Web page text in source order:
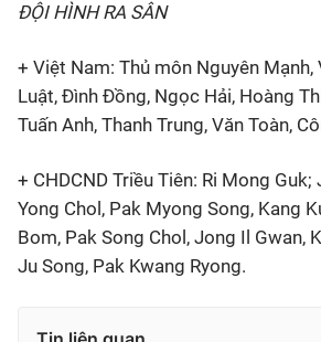
ĐỘI HÌNH RA SÂN
+ Việt Nam: Thủ môn Nguyên Mạnh,
Luật, Đình Đồng, Ngọc Hải, Hoàng
Tuấn Anh, Thanh Trung, Văn Toàn,
+ CHDCND Triều Tiên: Ri Mong Guk;
Yong Chol, Pak Myong Song, Kang
Bom, Pak Song Chol, Jong Il Gwan,
Ju Song, Pak Kwang Ryong.